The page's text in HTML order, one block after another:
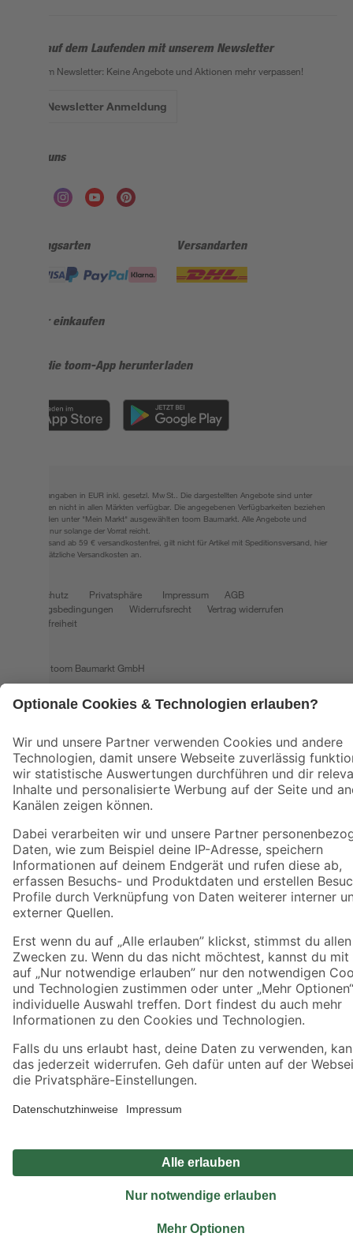
Bleib auf dem Laufenden mit unserem Newsletter
Der toom Newsletter: Keine Angebote und Aktionen mehr verpassen!
Zur Newsletter Anmeldung
Folge uns
Zahlungsarten Versandarten
Sicher einkaufen
Jetzt die toom-App herunterladen
Alle Preisangaben in EUR inkl. gesetzl. MwSt.. Die dargestellten Angebote sind unter
Umständen nicht in allen Märkten verfügbar. Die angegebenen Verfügbarkeiten beziehen
sich auf den unter "Mein Markt" ausgewählten toom Baumarkt. Alle Angebote und
Produkte nur solange der Vorrat reicht.
*Paketversand ab 59 € versandkostenfrei, gilt nicht für Artikel mit Speditionsversand, hier
fallen zusätzliche Versandkosten an.
Datenschutz Privatsphäre Impressum
AGB
Nutzungsbedingungen
Widerrufsrecht
Vertrag widerrufen
Barrierefreiheit
© 2026 toom Baumarkt GmbH